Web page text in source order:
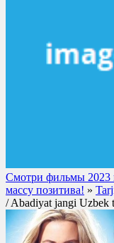
Смотри фильмы 2023
массу позитива! »
/ Abadiyat jangi Uzbek